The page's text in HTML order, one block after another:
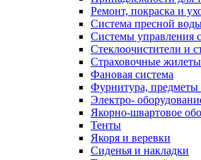
Ремонт, покраска и
Система пресной
Системы управления
Стеклоочистители и
Страховочные
Фановая система
Фурнитура, предметы
Электро-
Якорно-швартовое
Тенты
Якоря и веревки
Сиденья и накладки